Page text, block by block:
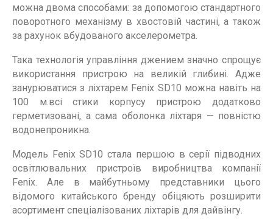
можна двома способами: за допомогою стандартного
поворотного механізму в хвостовій частині, а також
за рахунок вбудованого акселерометра.
Така технологія управління джением значно спрощує
використання пристрою на великій глибині. Адже
занурюватися з ліхтарем Fenix SD10 можна навіть на
100 м.всі стики корпусу пристрою додатково
герметизовані, а сама оболонка ліхтаря — повністю
водонепроникна.
Модель Fenix SD10 стала першою в серії підводних
освітлювальних пристроїв виробництва компанії
Fenix. Але в майбутньому представники цього
відомого китайського бренду обіцяють розширити
асортимент спеціалізованих ліхтарів для дайвінгу.